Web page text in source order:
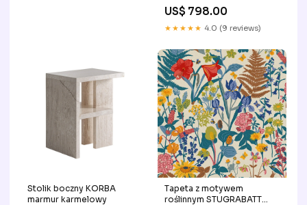
kuchenne
US$ 798.00
★★★★★ 4.0 (9 reviews)
Stolik boczny KORBA
marmur karmelowy
Tapeta z motywem
roślinnym STUGRABATT